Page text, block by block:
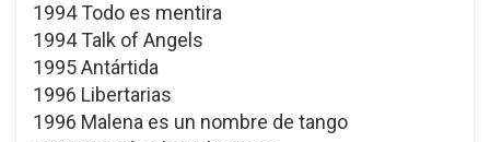
1994 Todo es mentira
1994 Talk of Angels
1995 Antártida
1996 Libertarias
1996 Malena es un nombre de tango